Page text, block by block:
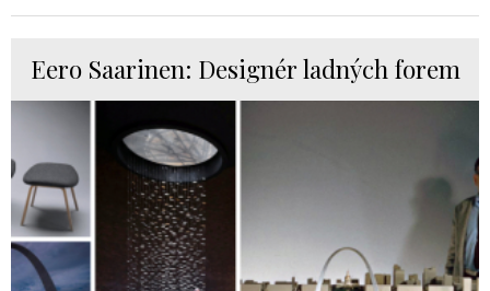
Eero Saarinen: Designér ladných forem